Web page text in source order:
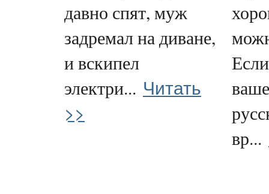
давно спят, муж
задремал на диване,
и вскипел
электри... Читать
>>
вр...